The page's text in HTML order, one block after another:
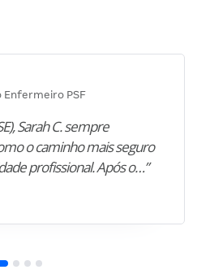
Enfermeiro PSF
Sarah C. sempre
o caminho mais seguro
profissional. Após o…”